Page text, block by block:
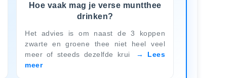
Hoe vaak mag je verse muntthee
drinken?
Het advies is om naast de 3 koppen
zwarte en groene thee niet heel veel
meer of steeds dezelfde krui
Lees
meer